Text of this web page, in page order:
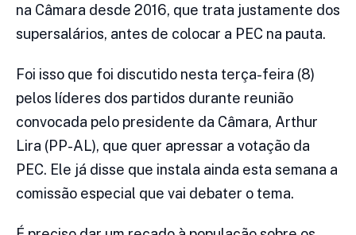
na Câmara desde 2016, que trata justamente dos
supersalários, antes de colocar a PEC na pauta.
Foi isso que foi discutido nesta terça-feira (8)
pelos líderes dos partidos durante reunião
convocada pelo presidente da Câmara, Arthur
Lira (PP-AL), que quer apressar a votação da
PEC. Ele já disse que instala ainda esta semana a
comissão especial que vai debater o tema.